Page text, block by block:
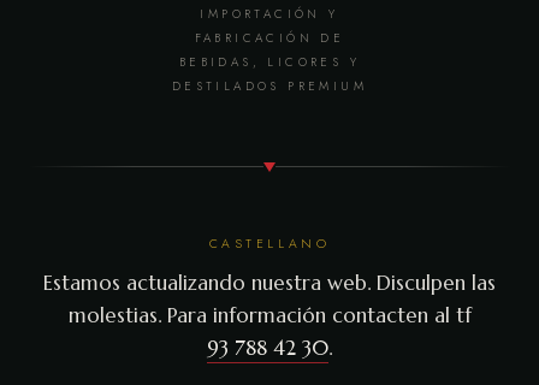
IMPORTACIÓN Y
FABRICACIÓN DE
BEBIDAS, LICORES Y
DESTILADOS PREMIUM
CASTELLANO
Estamos actualizando nuestra web. Disculpen las
molestias. Para información contacten al tf
93 788 42 30.